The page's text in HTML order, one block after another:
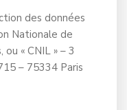
des données
Nationale de
« CNIL » – 3
– 75334 Paris